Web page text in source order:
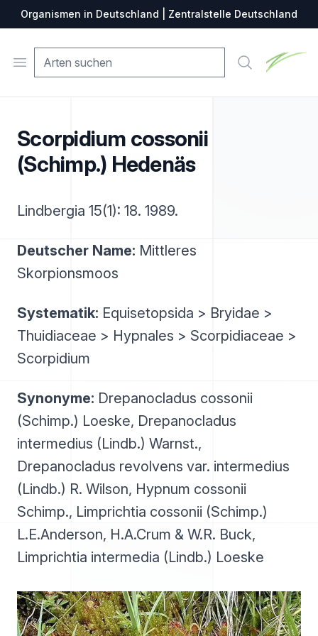
Organismen in Deutschland | Zentralstelle Deutschland
Open menu Suche
Scorpidium cossonii
(Schimp.) Hedenäs
Lindbergia 15(1): 18. 1989.
Deutscher Name: Mittleres
Skorpionsmoos
Systematik: Equisetopsida > Bryidae >
Thuidiaceae > Hypnales > Scorpidiaceae >
Scorpidium
Synonyme: Drepanocladus cossonii
(Schimp.) Loeske, Drepanocladus
intermedius (Lindb.) Warnst.,
Drepanocladus revolvens var. intermedius
(Lindb.) R. Wilson, Hypnum cossonii
Schimp., Limprichtia cossonii (Schimp.)
L.E.Anderson, H.A.Crum & W.R. Buck,
Limprichtia intermedia (Lindb.) Loeske